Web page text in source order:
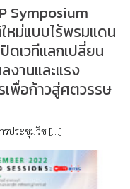
Symposium
หม่แบบไร้พรมแดน
ดเวทีแลกเปลี่ยน
งานและแรง
เพื่อก้าวสู่ศตวรรษ
รประชุมวิช […]